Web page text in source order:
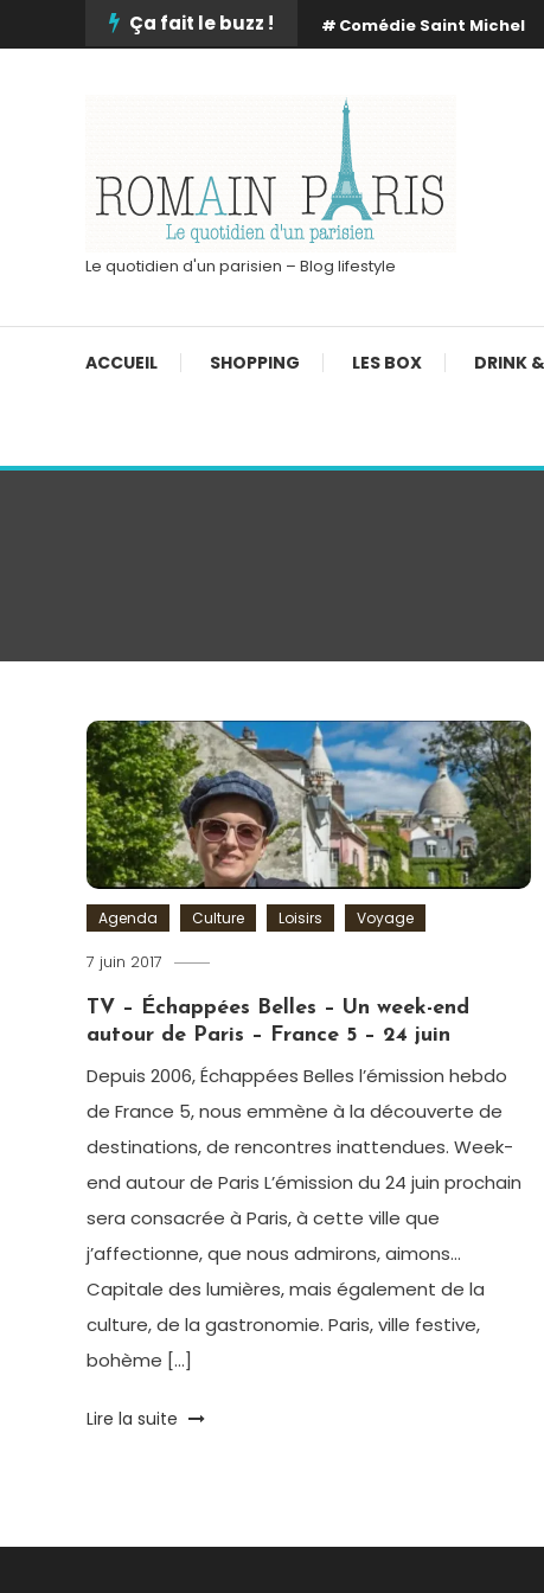
To
Ça fait le buzz ! Comédie Saint Michel
Le quotidien d'un parisien – Blog lifestyle
ACCUEIL SHOPPING LES BOX DRINK
Agenda Culture Loisirs Voyage
7 juin 2017
TV – Échappées Belles – Un week-end
autour de Paris – France 5 – 24 juin
Depuis 2006, Échappées Belles l’émission hebdo
de France 5, nous emmène à la découverte de
destinations, de rencontres inattendues. Week-
end autour de Paris L’émission du 24 juin prochain
sera consacrée à Paris, à cette ville que
j’affectionne, que nous admirons, aimons…
Capitale des lumières, mais également de la
culture, de la gastronomie. Paris, ville festive,
bohème […]
Tagged
TV,
Lire la suite